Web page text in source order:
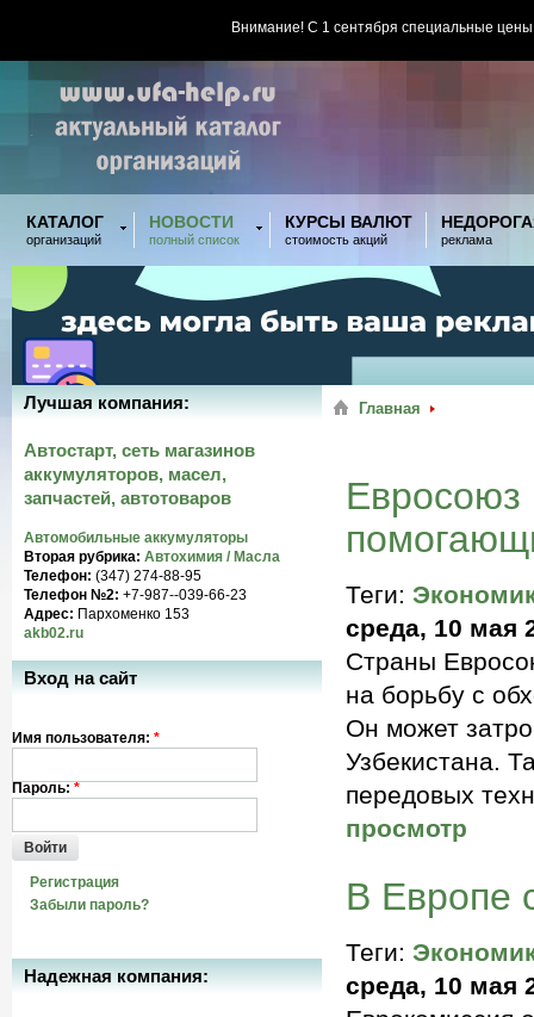
Внимание! С 1 сентября специальные
КАТАЛОГ
организаций
НОВОСТИ
полный список
КУРСЫ ВАЛЮТ
стоимость акций реклама
Главная
Евросоюз
Теги:
среда, 10 мая
Страны
на борьбу с
Он может
Узбекистана.
передовых
просмотр
В Европе
Теги:
среда, 10 мая
Лучшая компания:
Автостарт, сеть магазинов
аккумуляторов, масел,
запчастей, автотоваров
Автомобильные аккумуляторы
Вторая рубрика: Автохимия / Масла
Телефон: (347) 274-88-95
Телефон №2: +7-987--039-66-23
Адрес: Пархоменко 153
akb02.ru
Вход на сайт
Имя пользователя: *
Пароль: *
Войти
Регистрация
Забыли пароль?
Надежная компания: